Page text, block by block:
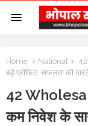
Home National
बड़े प्रॉफिट, सफलता की
42
कम निवेश के